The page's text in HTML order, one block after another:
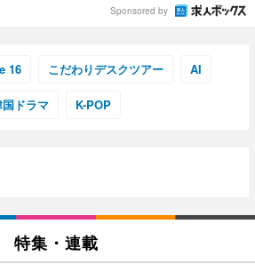
Sponsored by
16 こだわりデスクツアー AI
ドラマ K-POP
特集・連載